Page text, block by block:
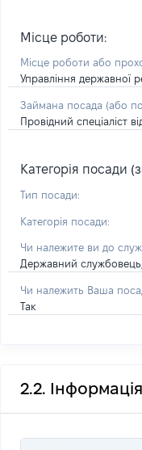
Місце роботи:
Місце роботи або
Управління державної
Займана посада (або
Провідний спеціаліст
Категорія посади
Тип посади:
Категорія посади:
Чи належите ви до
Державний
Чи належить Ваша
Так
2.2.